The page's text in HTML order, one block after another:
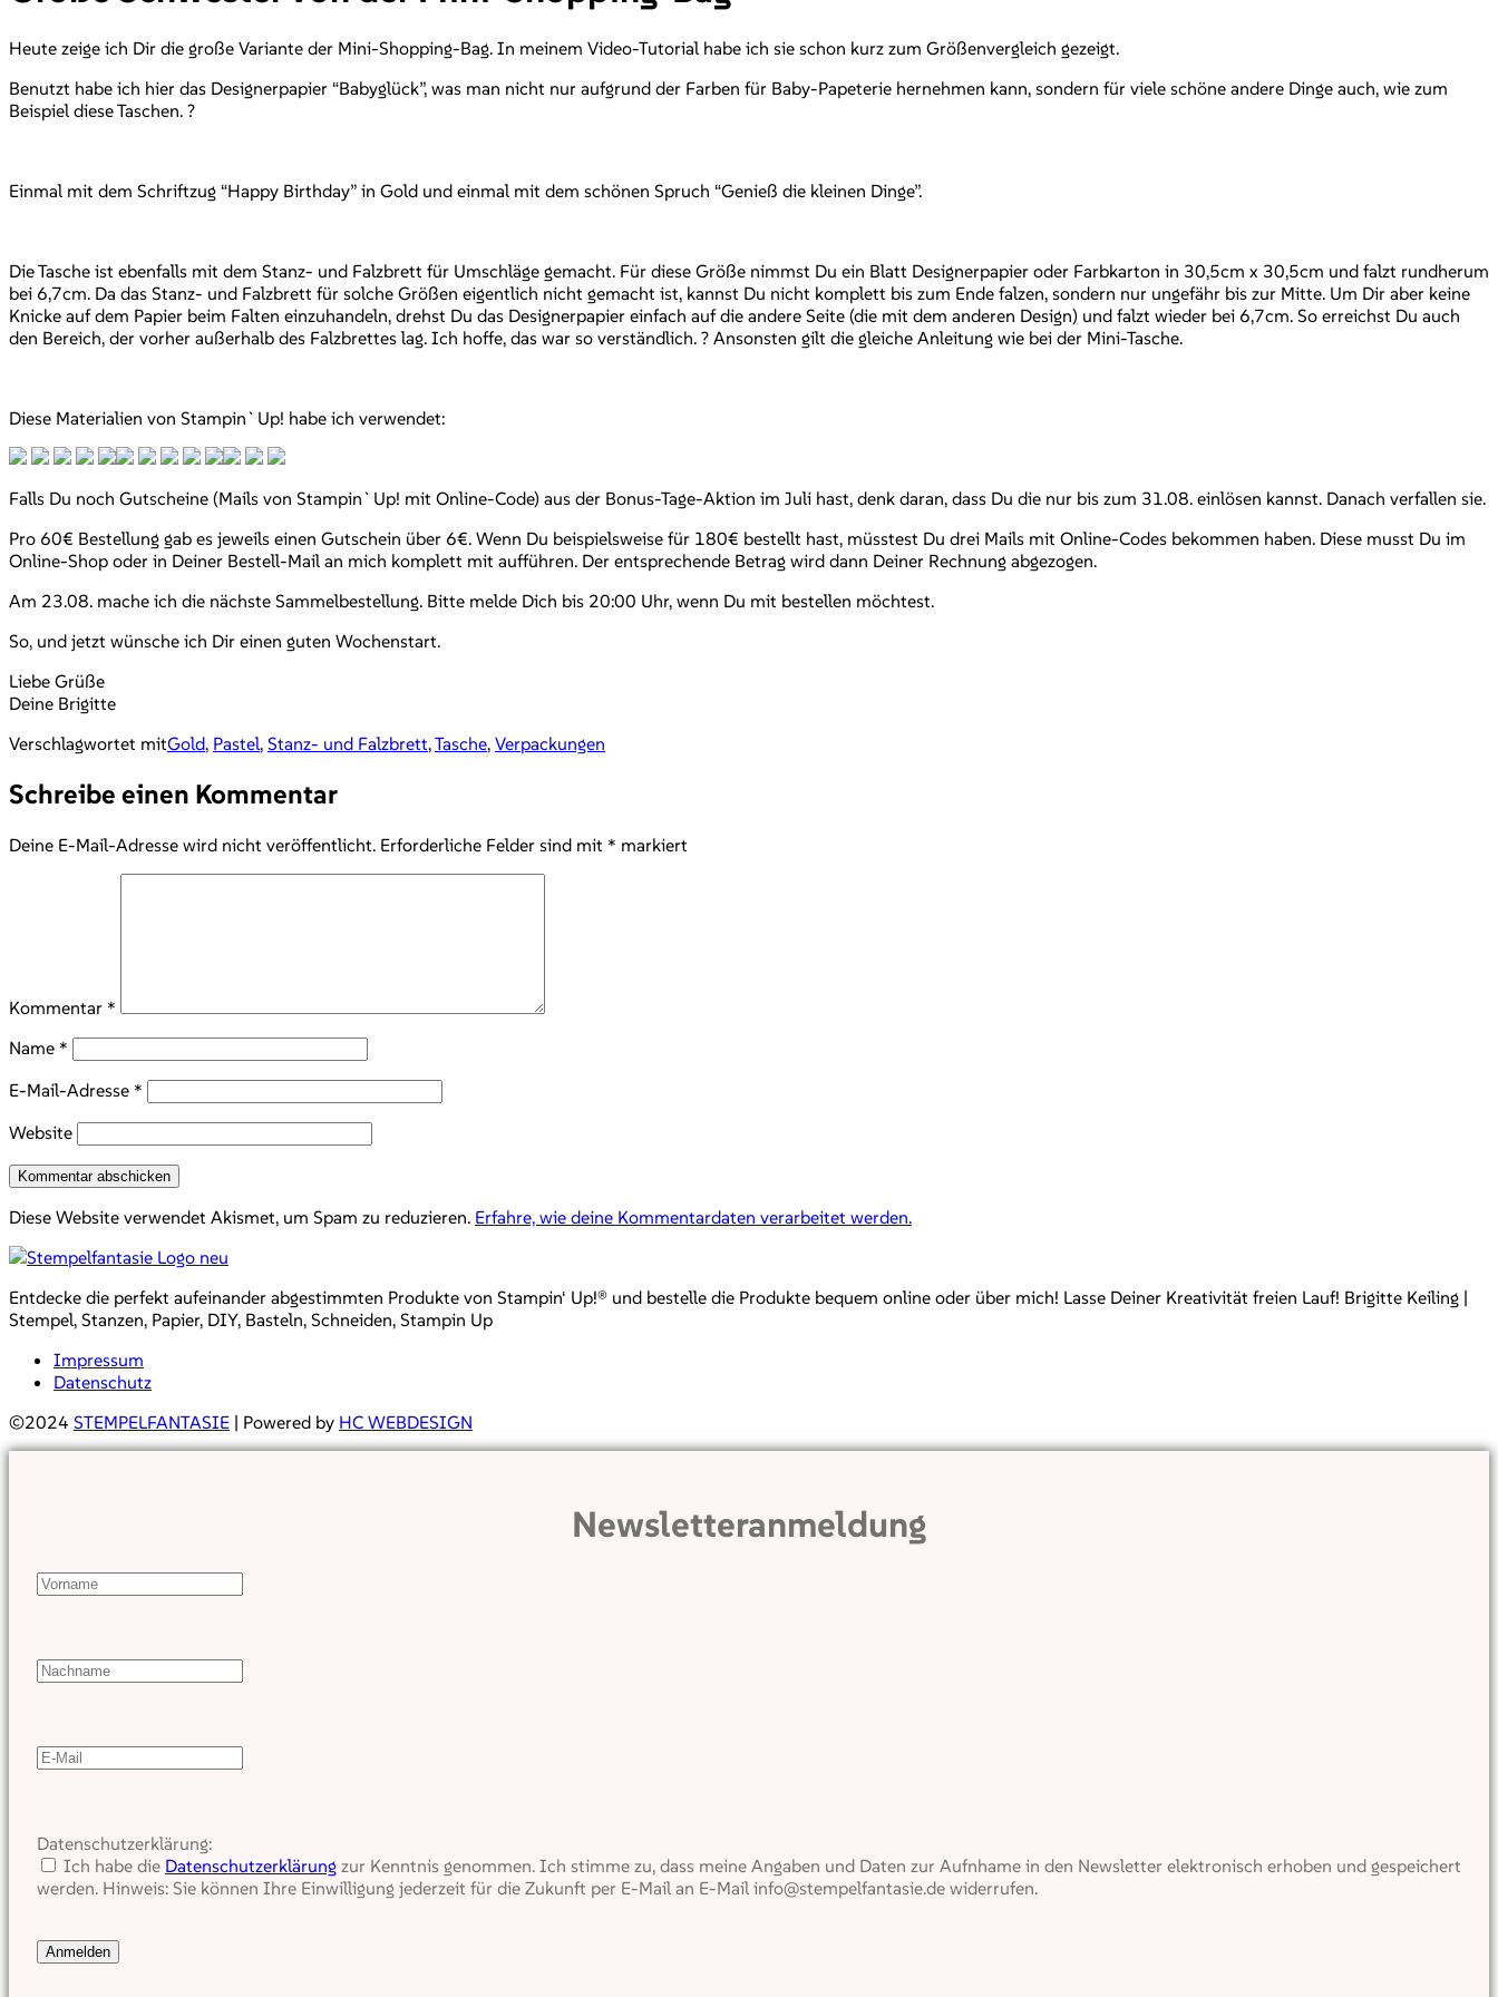
Heute zeige ich Dir die große Variante der Mini-Shopping-Bag. In meinem Video-Tutorial habe ich sie schon kurz zum Größenvergleich gezeigt.
Benutzt habe ich hier das Designerpapier “Babyglück”, was man nicht nur aufgrund der Farben für Baby-Papeterie hernehmen kann, sondern für viele schöne andere Dinge auch, wie zum
Beispiel diese Taschen. ?
Einmal mit dem Schriftzug “Happy Birthday” in Gold und einmal mit dem schönen Spruch “Genieß die kleinen Dinge”.
Die Tasche ist ebenfalls mit dem Stanz- und Falzbrett für Umschläge gemacht. Für diese Größe nimmst Du ein Blatt Designerpapier oder Farbkarton in 30,5cm x 30,5cm und falzt rundherum
bei 6,7cm. Da das Stanz- und Falzbrett für solche Größen eigentlich nicht gemacht ist, kannst Du nicht komplett bis zum Ende falzen, sondern nur ungefähr bis zur Mitte. Um Dir aber keine
Knicke auf dem Papier beim Falten einzuhandeln, drehst Du das Designerpapier einfach auf die andere Seite (die mit dem anderen Design) und falzt wieder bei 6,7cm. So erreichst Du auch
den Bereich, der vorher außerhalb des Falzbrettes lag. Ich hoffe, das war so verständlich. ? Ansonsten gilt die gleiche Anleitung wie bei der Mini-Tasche.
Diese Materialien von Stampin`Up! habe ich verwendet:
Falls Du noch Gutscheine (Mails von Stampin`Up! mit Online-Code) aus der Bonus-Tage-Aktion im Juli hast, denk daran, dass Du die nur bis zum 31.08. einlösen kannst. Danach verfallen sie.
Pro 60€ Bestellung gab es jeweils einen Gutschein über 6€. Wenn Du beispielsweise für 180€ bestellt hast, müsstest Du drei Mails mit Online-Codes bekommen haben. Diese musst Du im
Online-Shop oder in Deiner Bestell-Mail an mich komplett mit aufführen. Der entsprechende Betrag wird dann Deiner Rechnung abgezogen.
Am 23.08. mache ich die nächste Sammelbestellung. Bitte melde Dich bis 20:00 Uhr, wenn Du mit bestellen möchtest.
So, und jetzt wünsche ich Dir einen guten Wochenstart.
Liebe Grüße
Deine Brigitte
Verschlagwortet mitGold, Pastel, Stanz- und Falzbrett,Tasche, Verpackungen
Schreibe einen Kommentar
Deine E-Mail-Adresse wird nicht veröffentlicht. Erforderliche Felder sind mit * markiert
Kommentar *
Name *
E-Mail-Adresse *
Website
Diese Website verwendet Akismet, um Spam zu reduzieren. Erfahre, wie deine Kommentardaten verarbeitet werden.
Entdecke die perfekt aufeinander abgestimmten Produkte von Stampin‘ Up!® und bestelle die Produkte bequem online oder über mich! Lasse Deiner Kreativität freien Lauf! Brigitte Keiling |
Stempel, Stanzen, Papier, DIY, Basteln, Schneiden, Stampin Up
Impressum
Datenschutz
©2024 STEMPELFANTASIE | Powered by HC WEBDESIGN
Newsletteranmeldung
Datenschutzerklärung:
Ich habe die Datenschutzerklärung zur Kenntnis genommen. Ich stimme zu, dass meine Angaben und Daten zur Aufnhame in den Newsletter elektronisch erhoben und gespeichert
werden. Hinweis: Sie können Ihre Einwilligung jederzeit für die Zukunft per E-Mail an E-Mail info@stempelfantasie.de widerrufen.